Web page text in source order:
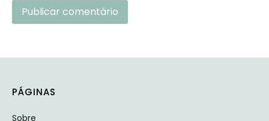
PÁGINAS
Sobre